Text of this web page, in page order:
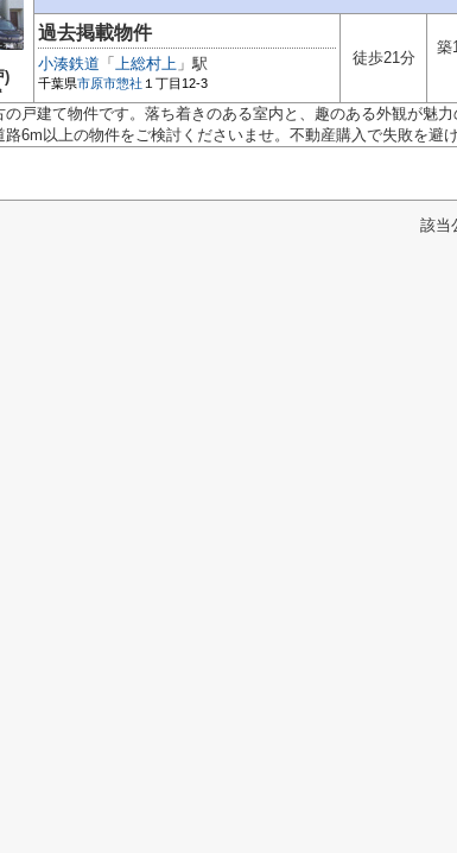
)
過去掲載物件
小湊鉄道 「 上総村上 」駅
千葉県市原市惣社 １丁目12-3
徒歩21分
築
の戸建て物件です。落ち着きのある室内と、趣のある外観が魅
路6m以上の物件をご検討くださいませ。不動産購入で失敗を避
該当